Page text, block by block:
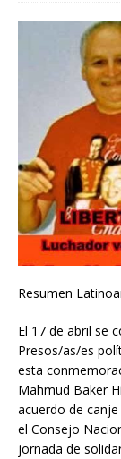
Resumen
El 17 de abril se
Presos/as/es
esta
Mahmud Baker
acuerdo de
el Consejo
jornada de